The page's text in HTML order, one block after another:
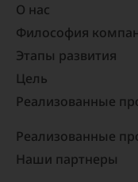
О нас
Философия
Этапы развития
Цель
Реализованные
Реализованные
Наши партнеры